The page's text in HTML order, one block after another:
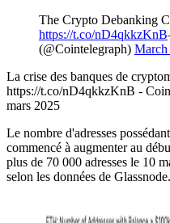
The Crypto Debanking
https://t.co/nD4qkkzKnB
(@Cointelegraph) March
La crise des banques de
https://t.co/nD4qkkzKnB -
mars 2025
Le nombre d'adresses
commencé à augmenter au
plus de 70 000 adresses le 10
selon les données de Glassnode.